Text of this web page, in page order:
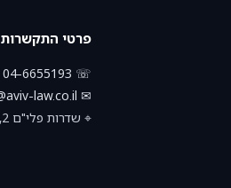
פרטי התקשרות
☏ 04-6655193
✉ office@aviv-law.co.il
⌖ שדרות פלי"ם 2, בניין אורן, קומה 2, חיפה